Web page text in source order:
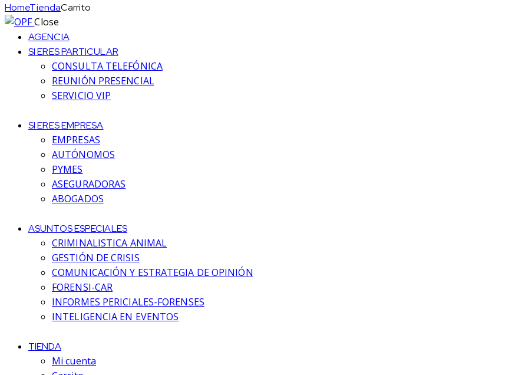
HomeTiendaCarrito
Close
AGENCIA
SI ERES PARTICULAR
CONSULTA TELEFÓNICA
REUNIÓN PRESENCIAL
SERVICIO VIP
SI ERES EMPRESA
EMPRESAS
AUTÓNOMOS
PYMES
ASEGURADORAS
ABOGADOS
ASUNTOS ESPECIALES
CRIMINALISTICA ANIMAL
GESTIÓN DE CRISIS
COMUNICACIÓN Y ESTRATEGIA DE OPINIÓN
FORENSI-CAR
INFORMES PERICIALES-FORENSES
INTELIGENCIA EN EVENTOS
TIENDA
Mi cuenta